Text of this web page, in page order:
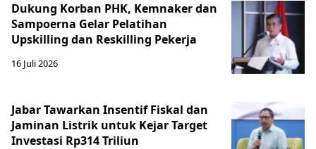
Dukung Korban PHK, Kemnaker dan
Sampoerna Gelar Pelatihan
Upskilling dan Reskilling Pekerja
16 Juli 2026
Jabar Tawarkan Insentif Fiskal dan
Jaminan Listrik untuk Kejar Target
Investasi Rp314 Triliun